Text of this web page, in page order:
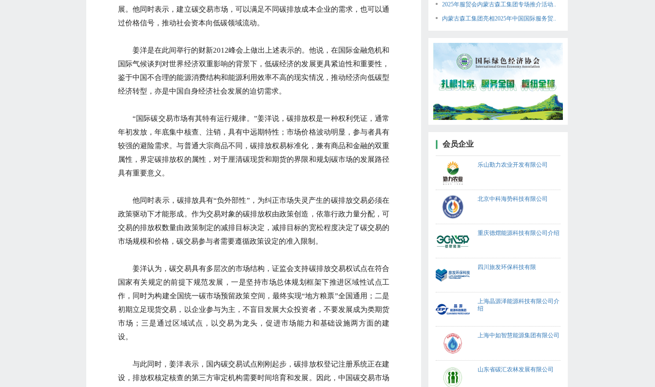
展。他同时表示，建立碳交易市场，可以满足不同碳排放成本企业的需求，也可以通
过价格信号，推动社会资本向低碳领域流动。
姜洋是在此间举行的财新2012峰会上做出上述表示的。他说，在国际金融危机和
国际气候谈判对世界经济双重影响的背景下，低碳经济的发展更具紧迫性和重要性，
鉴于中国不合理的能源消费结构和能源利用效率不高的现实情况，推动经济向低碳型
经济转型，亦是中国自身经济社会发展的迫切需求。
“国际碳交易市场有其特有运行规律。”姜洋说，碳排放权是一种权利凭证，通常
年初发放，年底集中核查、注销，具有中远期特性；市场价格波动明显，参与者具有
较强的避险需求。与普通大宗商品不同，碳排放权易标准化，兼有商品和金融的双重
属性，界定碳排放权的属性，对于厘清碳现货和期货的界限和规划碳市场的发展路径
具有重要意义。
他同时表示，碳排放具有“负外部性”，为纠正市场失灵产生的碳排放交易必须在
政策驱动下才能形成。作为交易对象的碳排放权由政策创造，依靠行政力量分配，可
交易的排放权数量由政策制定的减排目标决定，减排目标的宽松程度决定了碳交易的
市场规模和价格，碳交易参与者需要遵循政策设定的准入限制。
姜洋认为，碳交易具有多层次的市场结构，证监会支持碳排放交易权试点在符合
国家有关规定的前提下规范发展，一是坚持市场总体规划框架下推进区域性试点工
作，同时为构建全国统一碳市场预留政策空间，最终实现“地方粮票”全国通用；二是
初期立足现货交易，以企业参与为主，不盲目发展大众投资者，不要发展成为类期货
市场；三是通过区域试点，以交易为龙头，促进市场能力和基础设施两方面的建
设。
与此同时，姜洋表示，国内碳交易试点刚刚起步，碳排放权登记注册系统正在建
设，排放权核定核查的第三方审定机构需要时间培育和发展。因此，中国碳交易市场
2025年服贸会内蒙古森工集团专场推介活动..
内蒙古森工集团亮相2025年中国国际服务贸..
会员企业
乐山勤力农业开发有限公司
北京中科海势科技有限公司
重庆德熠能源科技有限公司介绍
四川旅发环保科技有限
上海晶源泽能源科技有限公司介
绍
上海中如智慧能源集团有限公司
山东省碳汇农林发展有限公司